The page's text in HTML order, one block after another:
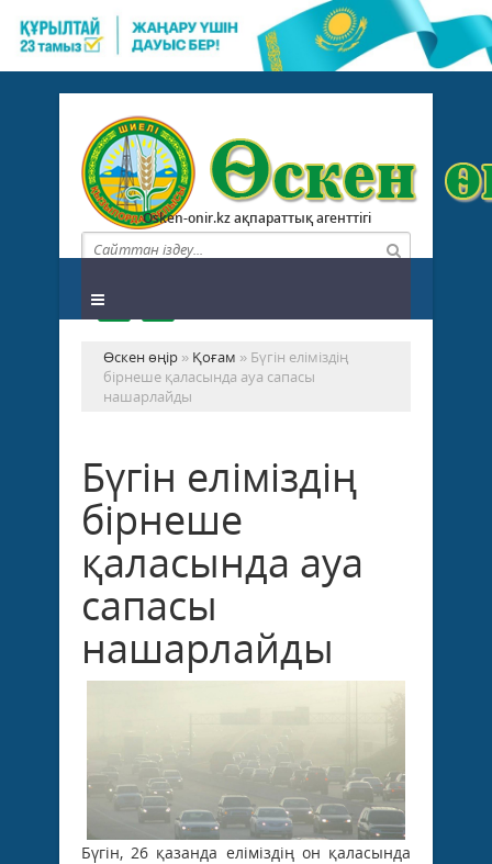
Osken-onir.kz ақпараттық агенттігі
Өскен өңір » Қоғам » Бүгін еліміздің
бірнеше қаласында ауа сапасы
нашарлайды
Бүгін еліміздің
бірнеше
қаласында ауа
сапасы
нашарлайды
Бүгін, 26 қазанда еліміздің он қаласында